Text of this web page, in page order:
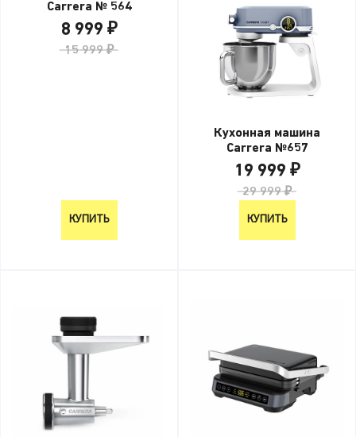
Carrera № 564
8 999 ₽
15 999 ₽
КУПИТЬ
Кухонная машина
Carrera №657
19 999 ₽
29 999 ₽
КУПИТЬ